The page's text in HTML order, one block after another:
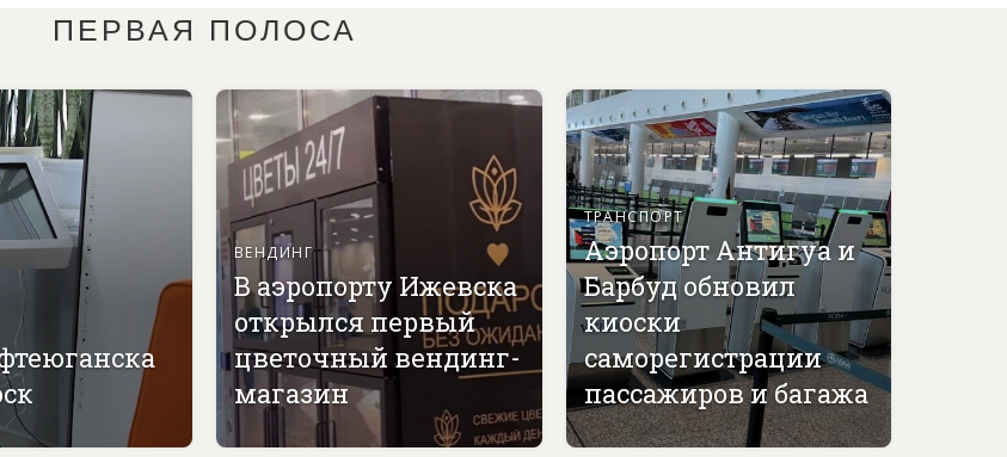
ПЕРВАЯ ПОЛОСА
ВЕНДИНГ
В аэропорту Ижевска
открылся первый
цветочный вендинг-
магазин
ТРАНСПОРТ
Аэропорт Антигуа и
Барбуд обновил
киоски
саморегистрации
пассажиров и багажа